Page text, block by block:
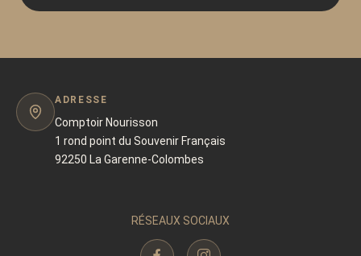
ADRESSE
Comptoir Nourisson
1 rond point du Souvenir Français
92250 La Garenne-Colombes
RÉSEAUX SOCIAUX